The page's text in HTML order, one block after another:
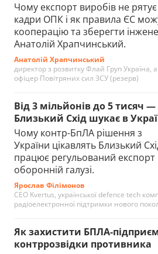
Чому експорт виробів не рятує
кадри ОПК і як правила ЄС
кооперацію та зберегти
Анатолій Храпчинський.
Анатолій Храпчинський
директор з розвитку Флай Груп Україна,
офіцер Повітряних сил ЗСУ (резерв)
Від 3 мільйонів до 5 тисяч
Близький Схід шукає в
Чому контр-БпЛА рішення з
України цікавлять Близький
працює регульований експорт
оборонній галузі.
Ярослав Філімонов
CEO Kvertus, української defence tech
радіоелектронної підтримки нового
Як захистити БПЛА-
контррозвідки противника